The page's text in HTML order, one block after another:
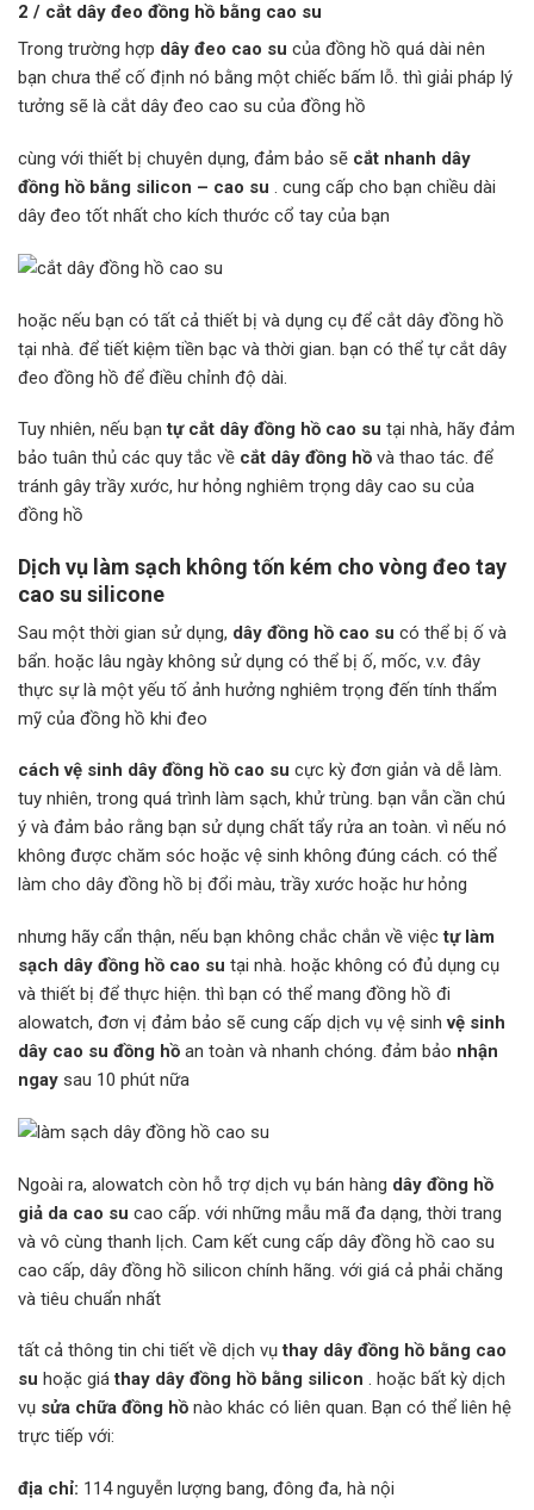
2 / cắt dây đeo đồng hồ bằng cao su
Trong trường hợp dây đeo cao su của đồng hồ quá dài nên
bạn chưa thể cố định nó bằng một chiếc bấm lỗ. thì giải pháp lý
tưởng sẽ là cắt dây đeo cao su của đồng hồ
cùng với thiết bị chuyên dụng, đảm bảo sẽ cắt nhanh dây
đồng hồ bằng silicon – cao su . cung cấp cho bạn chiều dài
dây đeo tốt nhất cho kích thước cổ tay của bạn
hoặc nếu bạn có tất cả thiết bị và dụng cụ để cắt dây đồng hồ
tại nhà. để tiết kiệm tiền bạc và thời gian. bạn có thể tự cắt dây
đeo đồng hồ để điều chỉnh độ dài.
Tuy nhiên, nếu bạntự cắt dây đồng hồ cao su tại nhà, hãy đảm
bảo tuân thủ các quy tắc về cắt dây đồng hồ và thao tác. để
tránh gây trầy xước, hư hỏng nghiêm trọng dây cao su của
đồng hồ
Dịch vụ làm sạch không tốn kém cho vòng đeo tay
cao su silicone
Sau một thời gian sử dụng, dây đồng hồ cao su có thể bị ố và
bẩn. hoặc lâu ngày không sử dụng có thể bị ố, mốc, v.v. đây
thực sự là một yếu tố ảnh hưởng nghiêm trọng đến tính thẩm
mỹ của đồng hồ khi đeo
cách vệ sinh dây đồng hồ cao su cực kỳ đơn giản và dễ làm.
tuy nhiên, trong quá trình làm sạch, khử trùng. bạn vẫn cần chú
ý và đảm bảo rằng bạn sử dụng chất tẩy rửa an toàn. vì nếu nó
không được chăm sóc hoặc vệ sinh không đúng cách. có thể
làm cho dây đồng hồ bị đổi màu, trầy xước hoặc hư hỏng
nhưng hãy cẩn thận, nếu bạn không chắc chắn về việctự làm
sạch dây đồng hồ cao su tại nhà. hoặc không có đủ dụng cụ
và thiết bị để thực hiện. thì bạn có thể mang đồng hồ đi
alowatch, đơn vị đảm bảo sẽ cung cấp dịch vụ vệ sinhvệ sinh
dây cao su đồng hồ an toàn và nhanh chóng. đảm bảo nhận
ngay sau 10 phút nữa
Ngoài ra, alowatch còn hỗ trợ dịch vụ bán hàng dây đồng hồ
giả da cao su cao cấp. với những mẫu mã đa dạng, thời trang
và vô cùng thanh lịch. Cam kết cung cấp dây đồng hồ cao su
cao cấp, dây đồng hồ silicon chính hãng. với giá cả phải chăng
và tiêu chuẩn nhất
tất cả thông tin chi tiết về dịch vụthay dây đồng hồ bằng cao
su hoặc giáthay dây đồng hồ bằng silicon . hoặc bất kỳ dịch
vụ sửa chữa đồng hồ nào khác có liên quan. Bạn có thể liên hệ
trực tiếp với:
địa chỉ: 114 nguyễn lượng bang, đông đa, hà nội